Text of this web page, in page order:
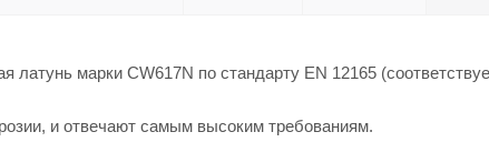
латунь марки СW617N по стандарту EN 12165
и отвечают самым высоким требованиям.